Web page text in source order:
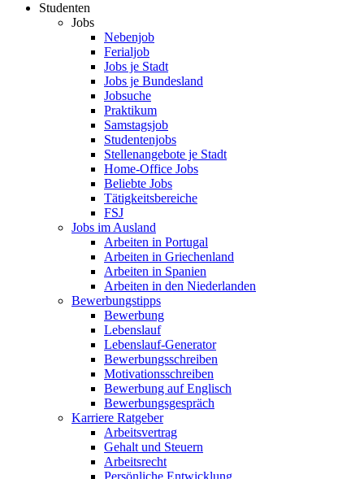
Studenten
Jobs
Nebenjob
Ferialjob
Jobs je Stadt
Jobs je Bundesland
Jobsuche
Praktikum
Samstagsjob
Studentenjobs
Stellenangebote je Stadt
Home-Office Jobs
Beliebte Jobs
Tätigkeitsbereiche
FSJ
Jobs im Ausland
Arbeiten in Portugal
Arbeiten in Griechenland
Arbeiten in Spanien
Arbeiten in den Niederlanden
Bewerbungstipps
Bewerbung
Lebenslauf
Lebenslauf-Generator
Bewerbungsschreiben
Motivationsschreiben
Bewerbung auf Englisch
Bewerbungsgespräch
Karriere Ratgeber
Arbeitsvertrag
Gehalt und Steuern
Arbeitsrecht
Persönliche Entwicklung